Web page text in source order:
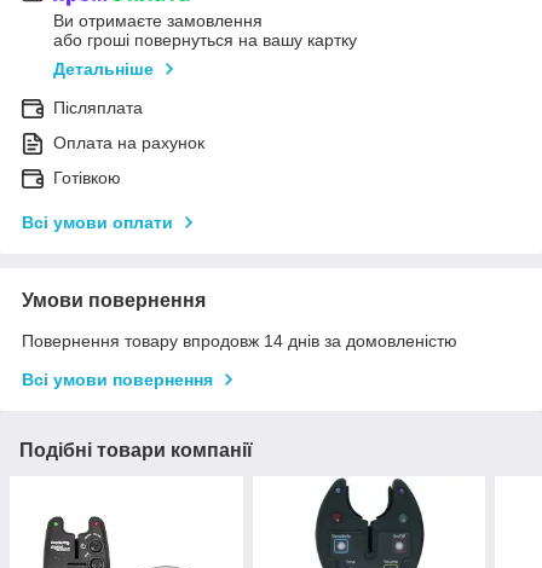
Ви отримаєте замовлення
або гроші повернуться на вашу картку
Детальніше
Післяплата
Оплата на рахунок
Готівкою
Всі умови оплати
Умови повернення
Повернення товару впродовж 14 днів за домовленістю
Всі умови повернення
Подібні товари компанії